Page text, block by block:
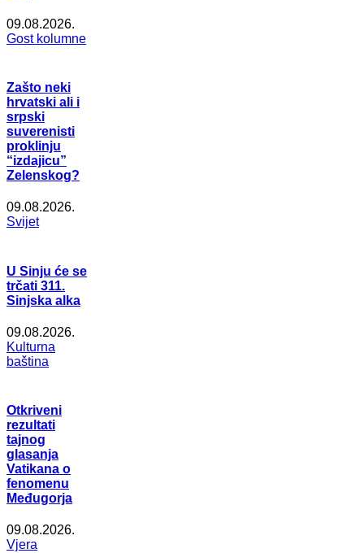
09.08.2026.
Gost kolumne
Zašto neki
hrvatski ali i
srpski
suverenisti
proklinju
“izdajicu”
Zelenskog?
09.08.2026.
Svijet
U Sinju će se
trčati 311.
Sinjska alka
09.08.2026.
Kulturna
baština
Otkriveni
rezultati
tajnog
glasanja
Vatikana o
fenomenu
Međugorja
09.08.2026.
Vjera